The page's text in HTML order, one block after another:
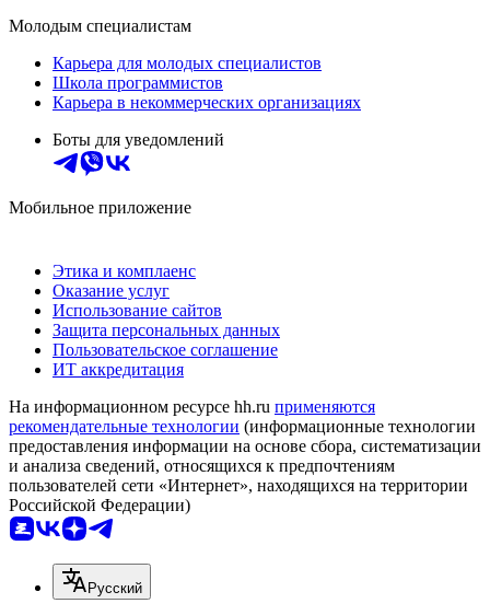
Молодым специалистам
Карьера для молодых специалистов
Школа программистов
Карьера в некоммерческих организациях
Боты для уведомлений
Мобильное приложение
Этика и комплаенс
Оказание услуг
Использование сайтов
Защита персональных данных
Пользовательское соглашение
ИТ аккредитация
На информационном ресурсе hh.ru применяются
рекомендательные технологии (информационные технологии
предоставления информации на основе сбора, систематизации
и анализа сведений, относящихся к предпочтениям
пользователей сети «Интернет», находящихся на территории
Российской Федерации)
Русский